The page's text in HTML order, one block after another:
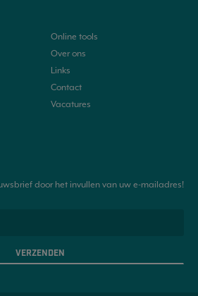
Online tools
Over ons
Links
Contact
Vacatures
door het invullen van uw e-mailadres!
VERZENDEN